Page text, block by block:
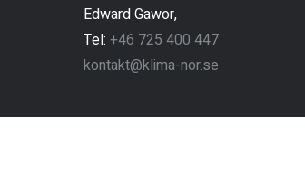
Edward Gawor,
Tel: +46 725 400 447
kontakt@klima-nor.se